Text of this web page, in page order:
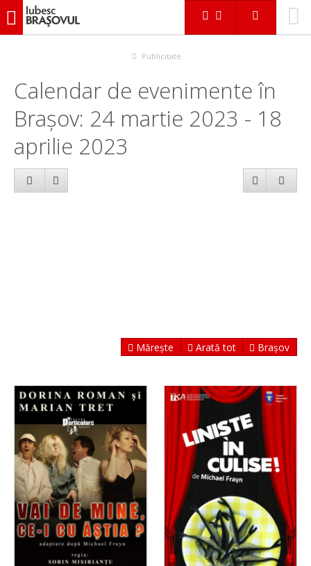
iubescbraşovul.ro
Publicitate
Calendar de evenimente în
Brașov: 24 martie 2023 - 18
aprilie 2023
Mărește Arată tot Brașov